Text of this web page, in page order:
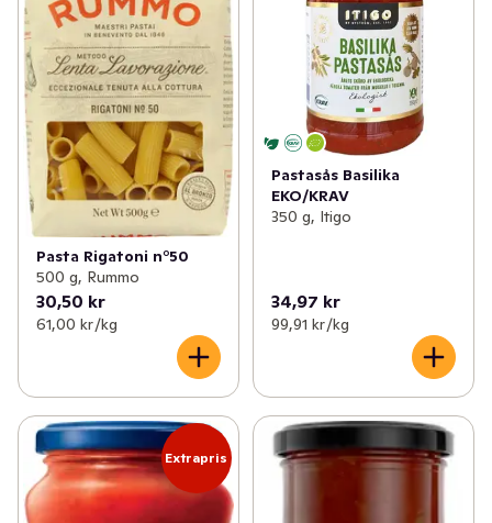
Pasta Rigatoni n°50
500 g, Rummo
30,50 kr
61,00 kr /kg
Pastasås Basilika
EKO/KRAV
350 g, Itigo
34,97 kr
99,91 kr /kg
Extrapris